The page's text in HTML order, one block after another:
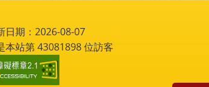
日期：2026-08-07
本站第43081898位訪客